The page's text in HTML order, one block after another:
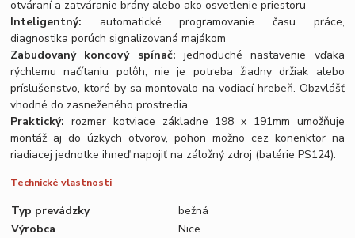
otváraní a zatváranie brány alebo ako osvetlenie priestoru
Inteligentný: automatické programovanie času práce,
diagnostika porúch signalizovaná majákom
Zabudovaný koncový spínač: jednoduché nastavenie vďaka
rýchlemu načítaniu polôh, nie je potreba žiadny držiak alebo
príslušenstvo, ktoré by sa montovalo na vodiací hrebeň. Obzvlášť
vhodné do zasneženého prostredia
Praktický: rozmer kotviace základne 198 x 191mm umožňuje
montáž aj do úzkych otvorov, pohon možno cez konenktor na
riadiacej jednotke ihneď napojiť na záložný zdroj (batérie PS124):
Technické vlastnosti
Typ prevádzky
bežná
Výrobca
Nice